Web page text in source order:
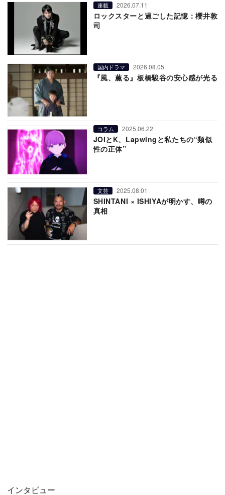
連載 2026.07.11
ロックスターと過ごした記憶：櫻井敦
司
国内ドラマ 2026.08.05
『風、薫る』板橋駿谷の安心感が光る
コラム 2025.06.22
JOIとK、Lapwingと私たちの“類似
性の正体”
文芸 2025.08.01
SHINTANI × ISHIYAが明かす、噂の
真相
インタビュー